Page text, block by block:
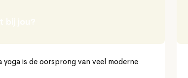
is de oorsprong van veel moderne